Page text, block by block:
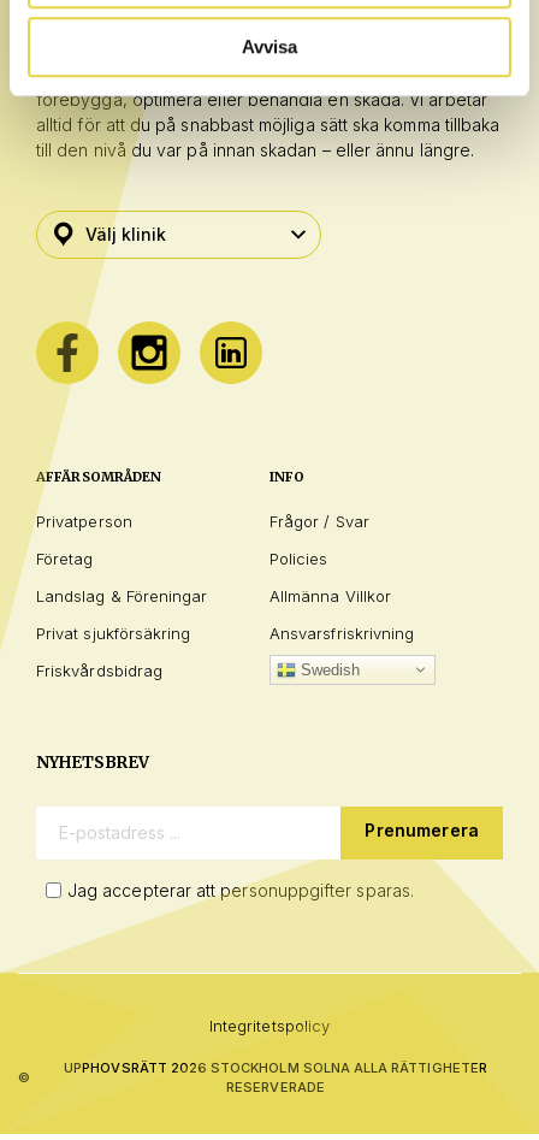
Avvisa
legitimerade terapeuter med kvalitet, trygghet och
kompetens i fokus. Vi erbjuder en stor bredd av
kompetenser vilket gör att du har alla möjligheter att
förebygga, optimera eller behandla en skada. Vi arbetar
alltid för att du på snabbast möjliga sätt ska komma tillbaka
till den nivå du var på innan skadan – eller ännu längre.
AFFÄRSOMRÅDEN
Privatperson
Företag
Landslag & Föreningar
Privat sjukförsäkring
Friskvårdsbidrag
INFO
Frågor / Svar
Policies
Allmänna Villkor
Ansvarsfriskrivning
Swedish
NYHETSBREV
E-postadress:
Jag accepterar att personuppgifter sparas.
Integritetspolicy
©
UPPHOVSRÄTT 2026 STOCKHOLM SOLNA ALLA RÄTTIGHETER
RESERVERADE